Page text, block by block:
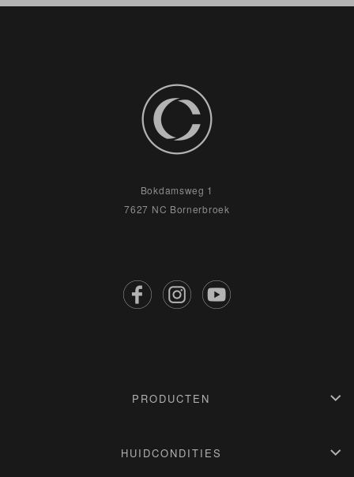
Bokdamsweg 1
7627 NC Bornerbroek
PRODUCTEN
Stap 2: Dieptereiniging
HUIDCONDITIES